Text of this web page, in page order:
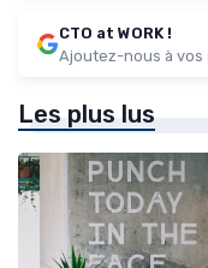
CTO at WORK !
Ajoutez-nous à vos
Les plus lus